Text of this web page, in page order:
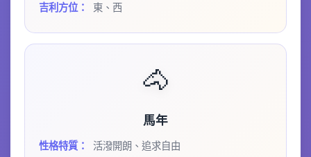
吉利方位：
東、西
🐴
馬年
性格特質：
活潑開朗、追求自由